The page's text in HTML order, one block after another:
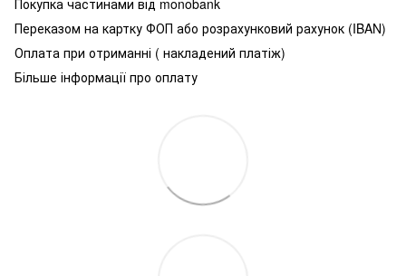
Переказом на картку ФОП або розрахунковий рахунок (IBAN)
Оплата при отриманні ( накладений платіж)
Більше інформації про оплату